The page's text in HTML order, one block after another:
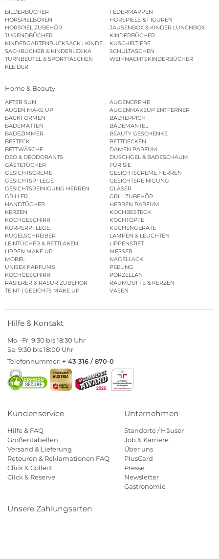
BILDERBÜCHER
FEDERMAPPEN
HÖRSPIELBOXEN
HÖRSPIELE & FIGUREN
HÖRSPIEL ZUBEHÖR
JAUSENBOX & KINDER LUNCHBOX
JUGENDBÜCHER
KINDERBÜCHER
KINDERGARTENRUCKSACK | KINDERGARTENBEUTEL
KUSCHELTIERE
SACHBÜCHER & KINDERLEXIKA
SCHULTASCHEN
TURNBEUTEL & SPORTTASCHEN
WEIHNACHTSKINDERBÜCHER
KLEIDER
Home & Beauty
AFTER SUN
AUGENCREME
AUGEN MAKE UP
AUGENMAKEUP ENTFERNER
BACKFORMEN
BADTEPPICH
BADEMATTEN
BADEMÄNTEL
BADEZIMMER
BEAUTY GESCHENKE
BESTECK
BETTDECKEN
BETTWÄSCHE
DAMEN PARFUM
DEO & DEODORANTS
DUSCHGEL & BADESCHAUM
GÄSTETÜCHER
FÜR SIE
GESICHTSCREME
GESICHTSCREME HERREN
GESICHTSPFLEGE
GESICHTSREINIGUNG
GESICHTSREINIGUNG HERREN
GLÄSER
GRILLER
GRILLZUBEHÖR
HANDTÜCHER
HERREN PARFUM
KERZEN
KOCHBESTECK
KOCHGESCHIRR
KOCHTÖPFE
KÖRPERPFLEGE
KÜCHENGERÄTE
KUGELSCHREIBER
LAMPEN & LEUCHTEN
LEINTÜCHER & BETTLAKEN
LIPPENSTIFT
LIPPEN MAKE UP
MESSER
MÖBEL
NAGELLACK
UNISEX PARFUMS
PEELING
KOCHGESCHIRR
PORZELLAN
RASIERER & RASUR ZUBEHÖR
RAUMDÜFTE & KERZEN
TEINT | GESICHTS MAKE UP
VASEN
Hilfe & Kontakt
Mo.–Fr. 9:30 bis 18:30 Uhr
Sa. 9:30 bis 18:00 Uhr
Telefonnummer: + 43 316 / 870-0
Kundenservice
Hilfe & FAQ
Größentabellen
Versand & Lieferung
Retouren & Reklamationen FAQ
Click & Collect
Click & Reserve
Unternehmen
Standorte / Häuser
Job & Karriere
Über uns
PlusCard
Presse
Newsletter
Gastronomie
Unsere Zahlungsarten